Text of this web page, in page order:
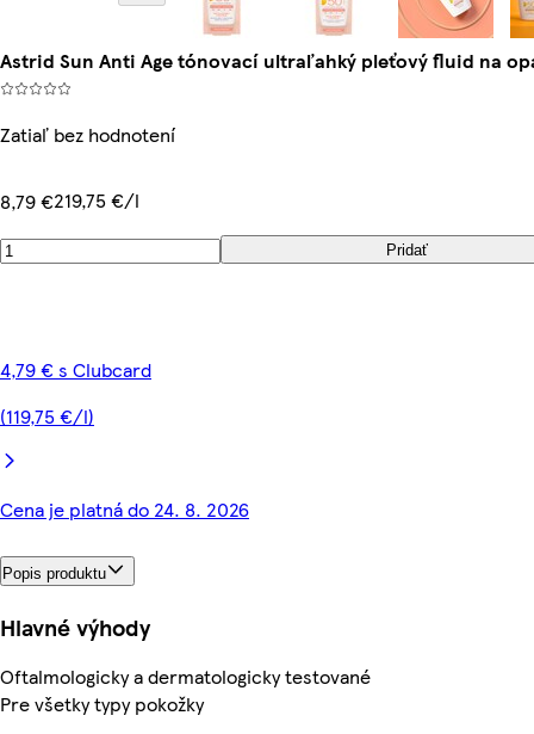
Astrid Sun Anti Age tónovací ultraľahký pleťový fluid na
Zatiaľ bez hodnotení
8,79 €219,75 €/l
Pridať
4,79 € s Clubcard
(119,75 €/l)
Cena je platná do 24. 8. 2026
Popis produktu
Hlavné výhody
Oftalmologicky a dermatologicky testované
Pre všetky typy pokožky